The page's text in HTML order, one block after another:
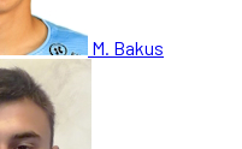
M. Bakus